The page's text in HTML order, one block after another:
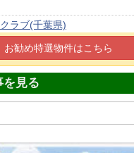
ラブ(千葉県)
茨城県)
お勧め特選物件はこちら
を見る